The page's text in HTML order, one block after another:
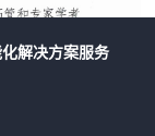
解决方案服务